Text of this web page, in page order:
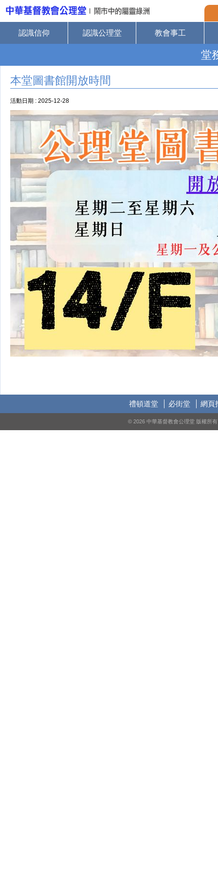
認識信仰 認識公理堂 教會事工
堂
本堂圖書館開放時間
活動日期 : 2025-12-28
禮頓道堂 必街堂 網頁
© 2026 中華基督教會公理堂 版權所